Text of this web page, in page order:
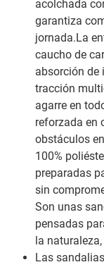
acolchada
garantiza
jornada.La
caucho de
absorción de
tracción
agarre en
reforzada en
obstáculos
100%
preparadas
sin
Son unas
pensadas
la
Las